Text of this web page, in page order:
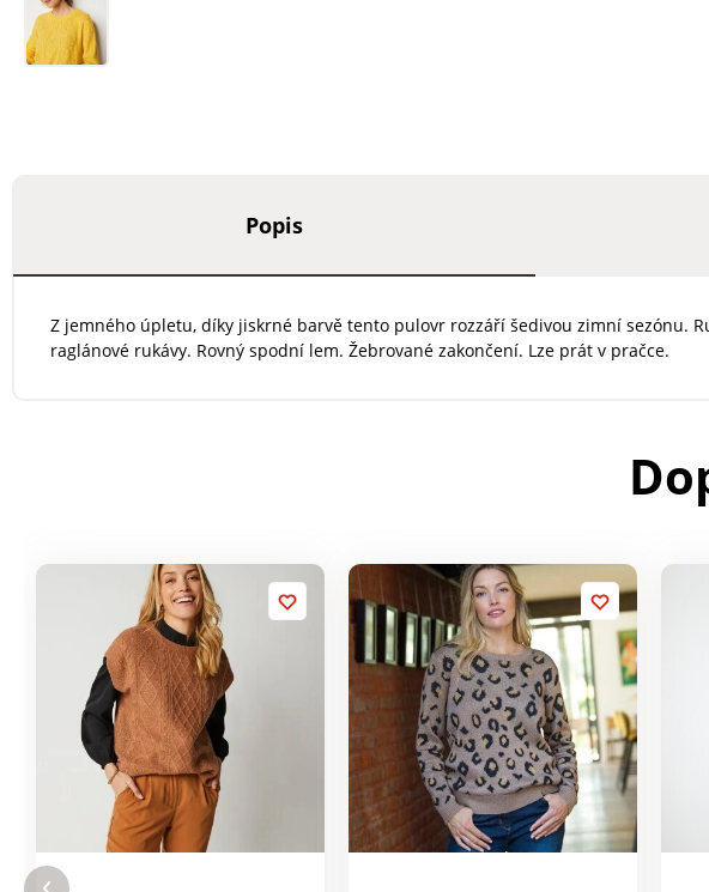
Popis
Z jemného úpletu, díky jiskrné barvě tento pulovr rozzáří šedivou zimní sezónu.
raglánové rukávy. Rovný spodní lem. Žebrované zakončení. Lze prát v pračce.